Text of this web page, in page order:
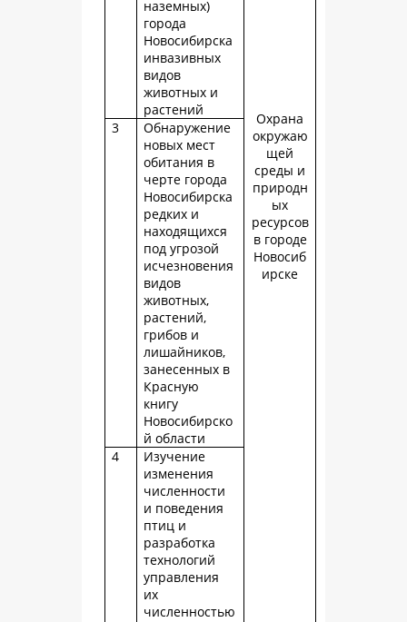
Охрана
окружаю
щей
среды и
природн
ых
ресурсов
в городе
Новосиб
ирске
наземных)
города
Новосибирска
инвазивных
видов
животных и
растений
3
Обнаружение
новых мест
обитания в
черте города
Новосибирска
редких и
находящихся
под угрозой
исчезновения
видов
животных,
растений,
грибов и
лишайников,
занесенных в
Красную
книгу
Новосибирско
й области
4
Изучение
изменения
численности
и поведения
птиц и
разработка
технологий
управления
их
численностью